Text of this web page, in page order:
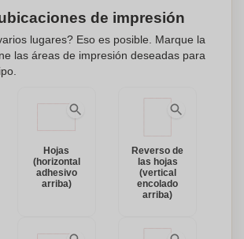
una impresión duradera con este
bloc de notas White A3 Desk-
de impresión
lugares? Eso es posible. Marque la
las áreas de impresión deseadas para
Hojas
(horizontal
adhesivo
arriba)
Reverso de
las hojas
(vertical
encolado
arriba)